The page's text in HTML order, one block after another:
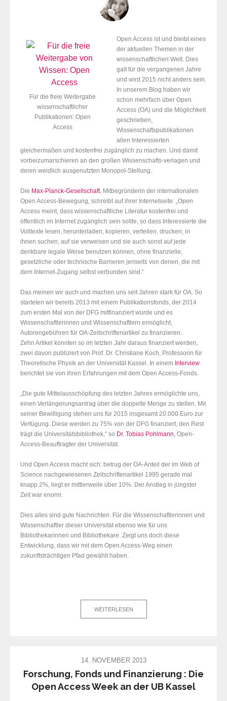
Für die freie Weitergabe
wissenschaftlicher
Publikationen: Open
Access
Open Access ist und bleibt eines
der aktuellen Themen in der
wissenschaftlichen Welt. Dies
galt für die vergangenen Jahre
und wird 2015 nicht anders sein.
In unserem Blog haben wir
schon mehrfach über Open
Access (OA) und die Möglichkeit
geschrieben,
Wissenschaftspublikationen
allen Interessierten
gleichermaßen und kostenfrei zugänglich zu machen. Und damit
vorbeizumarschieren an den großen Wissenschafts-verlagen und
deren weidlich ausgenutzten Monopol-Stellung.
Die Max-Planck-Gesellschaft, Mitbegründerin der internationalen
Open Access-Bewegung, schreibt auf ihrer Internetseite: „Open
Access meint, dass wissenschaftliche Literatur kostenfrei und
öffentlich im Internet zugänglich sein sollte, so dass Interessierte die
Volltexte lesen, herunterladen, kopieren, verteilen, drucken, in
ihnen suchen, auf sie verweisen und sie auch sonst auf jede
denkbare legale Weise benutzen können, ohne finanzielle,
gesetzliche oder technische Barrieren jenseits von denen, die mit
dem Internet-Zugang selbst verbunden sind.“
Das meinen wir auch und machen uns seit Jahren stark für OA . So
starteten wir bereits 2013 mit einem Publikationsfonds, der 2014
zum ersten Mal von der DFG mitfinanziert wurde und es
Wissenschaftlerinnen und Wissenschaftlern ermöglicht,
Autorengebühren für OA-Zeitschriftenartikel zu finanzieren.
Zehn Artikel konnten so im letzten Jahr daraus finanziert werden,
zwei davon publiziert von Prof. Dr. Christiane Koch, Professorin für
Theoretische Physik an der Universität Kassel. In einem Interview
berichtet sie von ihren Erfahrungen mit dem Open Access-Fonds.
„Die gute Mittelausschöpfung des letzten Jahres ermöglichte uns,
einen Verlängerungsantrag über die doppelte Menge zu stellen. Mit
seiner Bewilligung stehen uns für 2015 insgesamt 20.000 Euro zur
Verfügung. Diese werden zu 75% von der DFG finanziert, den Rest
trägt die Universitätsbibliothek,“ so Dr. Tobias Pohlmann , Open-
Access-Beauftragter der Universität.
Und Open Access macht sich: betrug der OA-Anteil der im Web of
Science nachgewiesenen Zeitschriftenartikel 1995 gerade mal
knapp 2%, liegt er mittlerweile über 10%. Der Anstieg in jüngster
Zeit war enorm.
Dies alles sind gute Nachrichten. Für die Wissenschaftlerinnen und
Wissenschaftler dieser Universität ebenso wie für uns
Bibliothekarinnen und Bibliothekare. Zeigt uns doch diese
Entwicklung, dass wir mit dem Open Access-Weg einen
zukunftsträchtigen Pfad gewählt haben.
WEITERLESEN
14. NOVEMBER 2013
Forschung, Fonds und Finanzierung : Die
Open Access Week an der UB Kassel